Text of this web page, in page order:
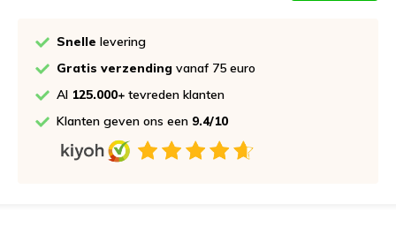
Snelle levering
Gratis verzending vanaf 75 euro
Al 125.000+ tevreden klanten
Klanten geven ons een 9.4/10